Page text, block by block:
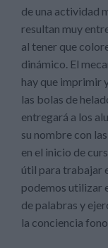
de una actividad
resultan muy
al tener que
dinámico. El
hay que imprimir
las bolas de
entregará a los
su nombre con
en el inicio de
útil para trabajar
podemos utilizar
de palabras y
la conciencia